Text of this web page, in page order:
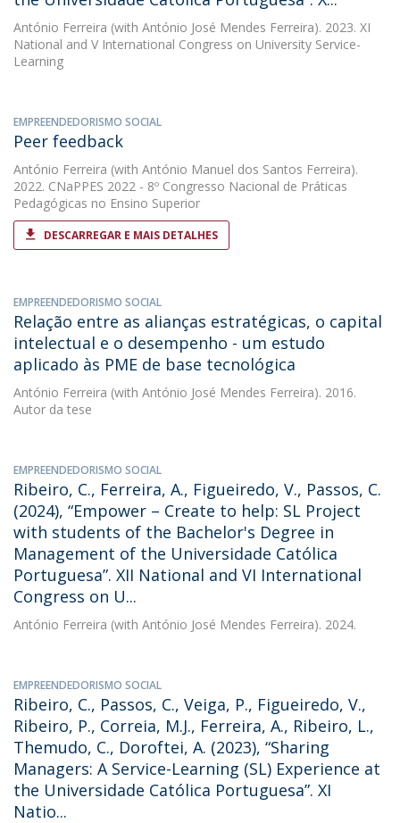
António Ferreira (with António José Mendes Ferreira). 2023. XI
National and V International Congress on University Service-
Learning
EMPREENDEDORISMO SOCIAL
Peer feedback
António Ferreira (with António Manuel dos Santos Ferreira).
2022. CNaPPES 2022 - 8º Congresso Nacional de Práticas
Pedagógicas no Ensino Superior
DESCARREGAR E MAIS DETALHES
EMPREENDEDORISMO SOCIAL
Relação entre as alianças estratégicas, o capital
intelectual e o desempenho - um estudo
aplicado às PME de base tecnológica
António Ferreira (with António José Mendes Ferreira). 2016.
Autor da tese
EMPREENDEDORISMO SOCIAL
Ribeiro, C., Ferreira, A., Figueiredo, V., Passos, C.
(2024), “Empower – Create to help: SL Project
with students of the Bachelor's Degree in
Management of the Universidade Católica
Portuguesa”. XII National and VI International
Congress on U...
António Ferreira (with António José Mendes Ferreira). 2024.
EMPREENDEDORISMO SOCIAL
Ribeiro, C., Passos, C., Veiga, P., Figueiredo, V.,
Ribeiro, P., Correia, M.J., Ferreira, A., Ribeiro, L.,
Themudo, C., Doroftei, A. (2023), “Sharing
Managers: A Service-Learning (SL) Experience at
the Universidade Católica Portuguesa”. XI
Natio...